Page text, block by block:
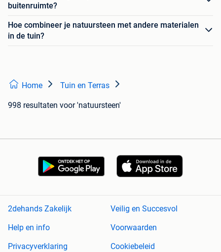
buitenruimte?
Hoe combineer je natuursteen met andere materialen
in de tuin?
Home Tuin en Terras
998 resultaten voor 'natuursteen'
2dehands Zakelijk
Veilig en Succesvol
Help en info
Voorwaarden
Privacyverklaring
Cookiebeleid